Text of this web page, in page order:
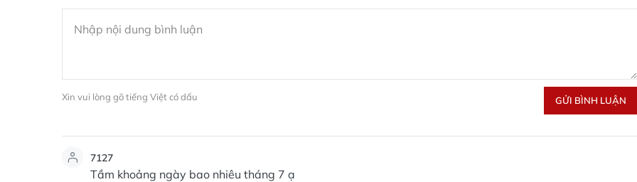
Xin vui lòng gõ tiếng Việt có dấu GỬI BÌNH LUẬN
7127
Tầm khoảng ngày bao nhiêu tháng 7 ạ